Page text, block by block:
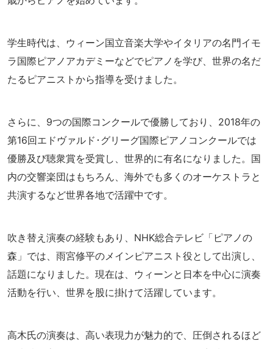
学生時代は、ウィーン国立音楽大学やイタリアの名門イモ
ラ国際ピアノアカデミーなどでピアノを学び、世界の名だ
たるピアニストから指導を受けました。
さらに、9つの国際コンクールで優勝しており、2018年の
第16回エドヴァルド･グリーグ国際ピアノコンクールでは
優勝及び聴衆賞を受賞し、世界的に有名になりました。国
内の交響楽団はもちろん、海外でも多くのオーケストラと
共演するなど世界各地で活躍中です。
吹き替え演奏の経験もあり、NHK総合テレビ「ピアノの
森」では、雨宮修平のメインピアニスト役として出演し、
話題になりました。現在は、ウィーンと日本を中心に演奏
活動を行い、世界を股に掛けて活躍しています。
高木氏の演奏は、高い表現力が魅力的で、圧倒されるほど